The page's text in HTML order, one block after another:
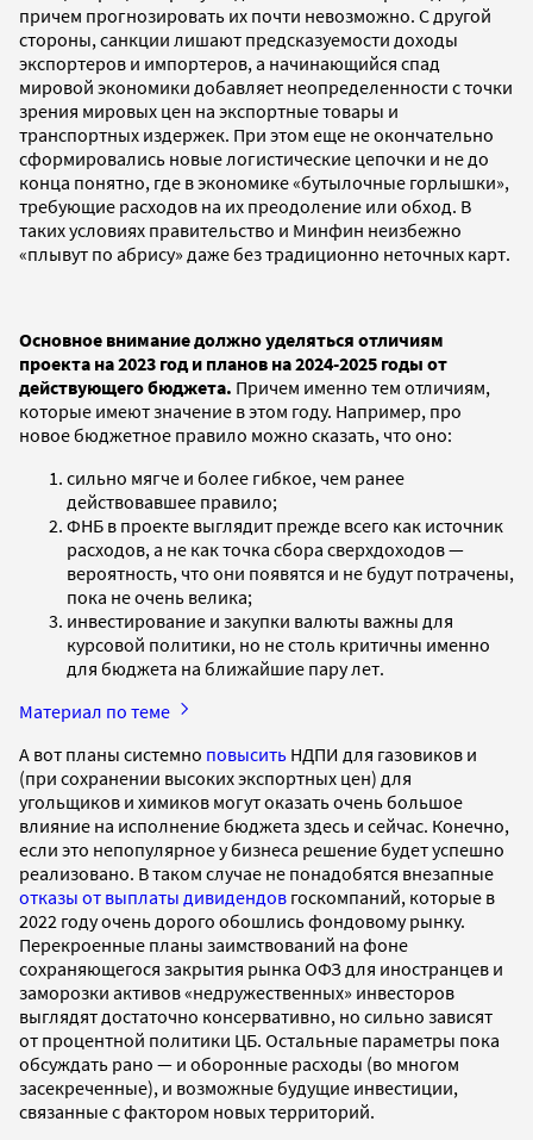
причем прогнозировать их почти невозможно. С другой
стороны, санкции лишают предсказуемости доходы
экспортеров и импортеров, а начинающийся спад
мировой экономики добавляет неопределенности с точки
зрения мировых цен на экспортные товары и
транспортных издержек. При этом еще не окончательно
сформировались новые логистические цепочки и не до
конца понятно, где в экономике «бутылочные горлышки»,
требующие расходов на их преодоление или обход. В
таких условиях правительство и Минфин неизбежно
«плывут по абрису» даже без традиционно неточных карт.
Основное внимание должно уделяться отличиям
проекта на 2023 год и планов на 2024-2025 годы от
действующего бюджета. Причем именно тем отличиям,
которые имеют значение в этом году. Например, про
новое бюджетное правило можно сказать, что оно:
сильно мягче и более гибкое, чем ранее
действовавшее правило;
ФНБ в проекте выглядит прежде всего как источник
расходов, а не как точка сбора сверхдоходов —
вероятность, что они появятся и не будут потрачены,
пока не очень велика;
инвестирование и закупки валюты важны для
курсовой политики, но не столь критичны именно
для бюджета на ближайшие пару лет.
Материал по теме
А вот планы системно повысить НДПИ для газовиков и
(при сохранении высоких экспортных цен) для
угольщиков и химиков могут оказать очень большое
влияние на исполнение бюджета здесь и сейчас. Конечно,
если это непопулярное у бизнеса решение будет успешно
реализовано. В таком случае не понадобятся внезапные
отказы от выплаты дивидендов госкомпаний, которые в
2022 году очень дорого обошлись фондовому рынку.
Перекроенные планы заимствований на фоне
сохраняющегося закрытия рынка ОФЗ для иностранцев и
заморозки активов «недружественных» инвесторов
выглядят достаточно консервативно, но сильно зависят
от процентной политики ЦБ. Остальные параметры пока
обсуждать рано — и оборонные расходы (во многом
засекреченные), и возможные будущие инвестиции,
связанные с фактором новых территорий.